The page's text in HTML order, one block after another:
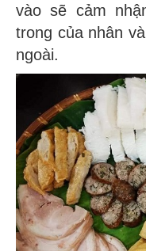
vào sẽ cảm
trong của nhân
ngoài.